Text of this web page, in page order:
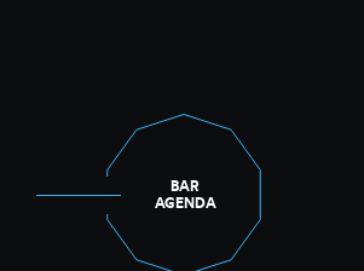
BAR
AGENDA